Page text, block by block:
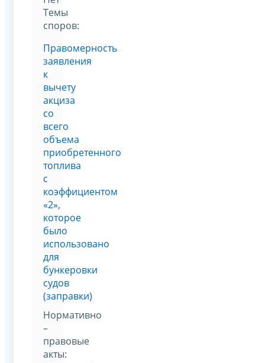
Темы
споров:
Правомерность
заявления
к
вычету
акциза
со
всего
объема
приобретенного
топлива
с
коэффициентом
«2»,
которое
было
использовано
для
бункеровки
судов
(заправки)
Нормативно
–
правовые
акты: